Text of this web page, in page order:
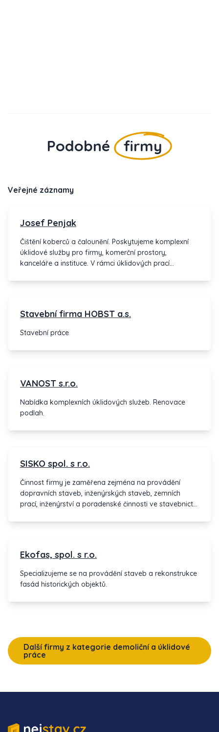
Podobné firmy
Veřejné záznamy
Josef Penjak
Čištění koberců a čalounění. Poskytujeme komplexní
úklidové služby pro firmy, komerční prostory,
kanceláře a instituce. V rámci úklidových prací
!!Stavební firma HOBST a.s.
Stavební práce
VANOST s.r.o.
Nabídka komplexních úklidových služeb. Renovace
podlah.
SISKO spol. s r.o.
Činnost firmy je zaměřena zejména na provádění
dopravních staveb, inženýrských staveb, zemních
prací, inženýrství a poradenské činnosti ve stavebnictví
Ekofas, spol. s r.o.
Specializujeme se na provádění staveb a rekonstrukce
fasád historických objektů.
Další firmy z kategorie demoliční a úklidové
práce